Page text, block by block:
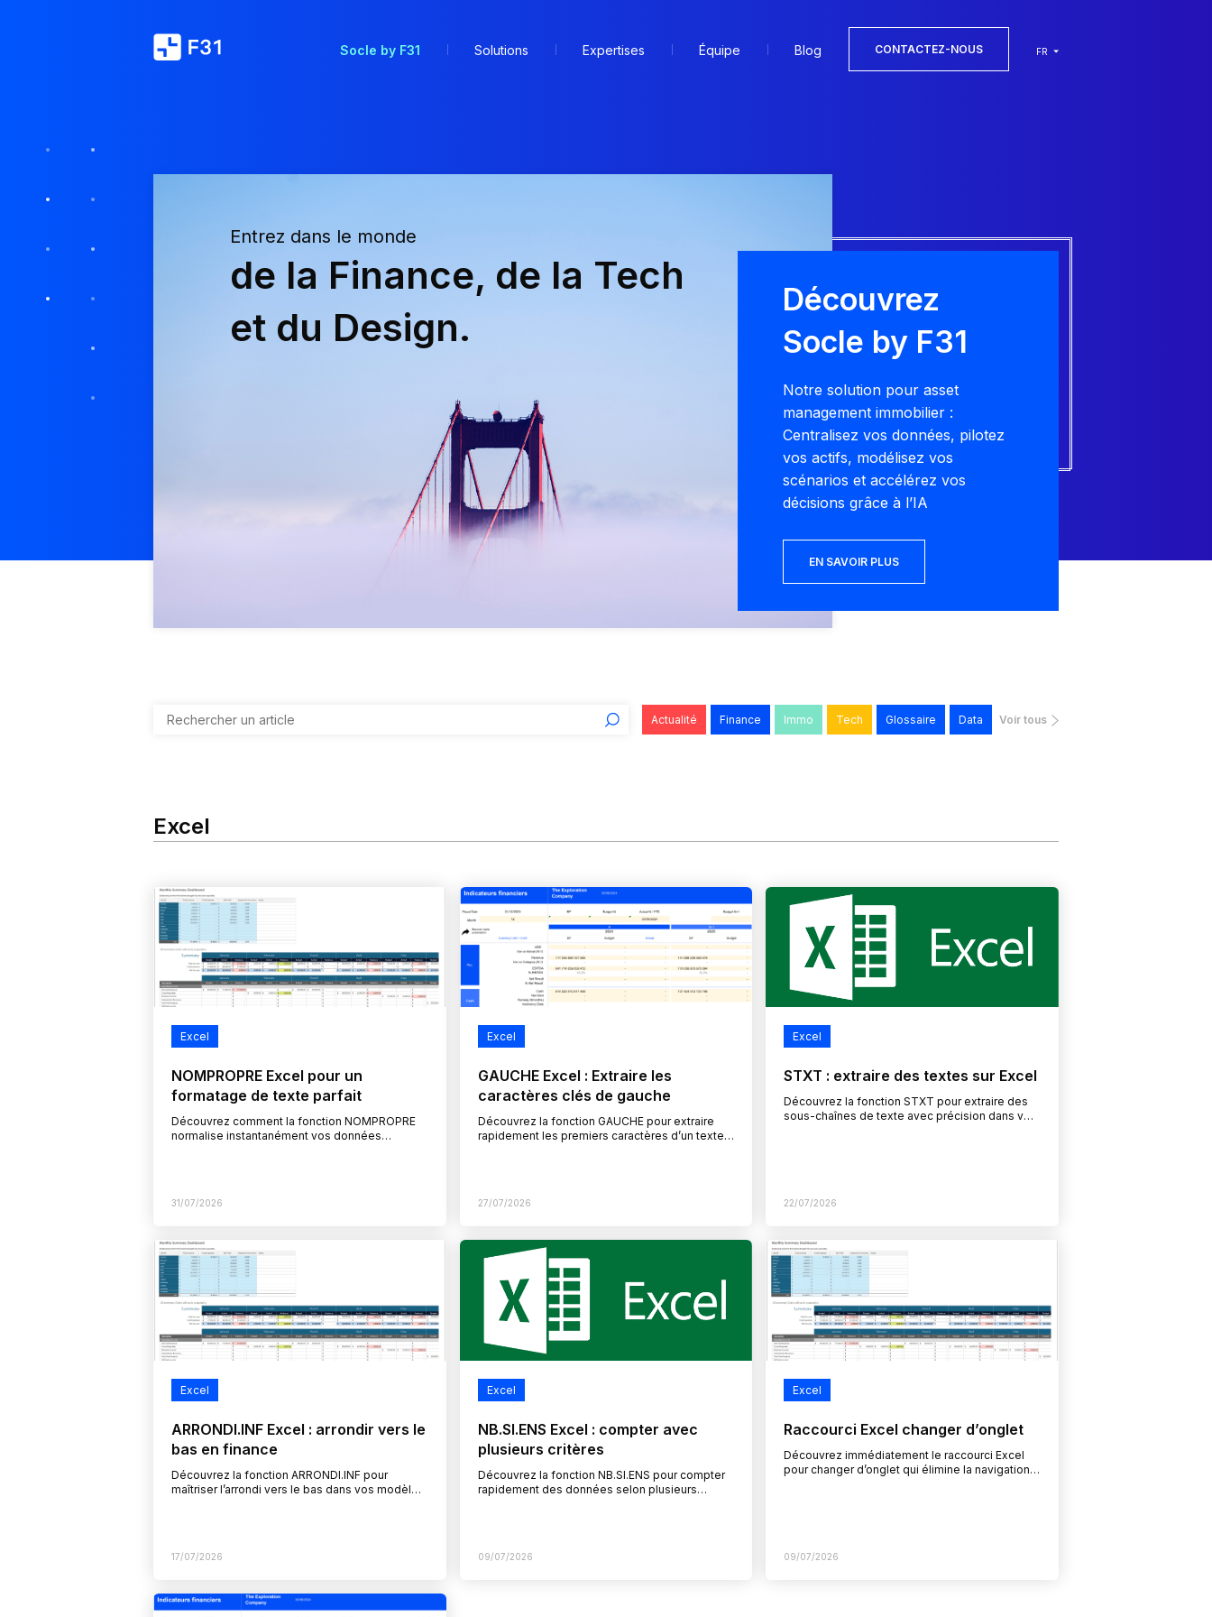
Socle by F31 Solutions Expertises Équipe Blog CONTACTEZ-NOUS FR
Entrez dans le monde
de la Finance, de la Tech
et du Design.
Découvrez
Socle by F31
Notre solution pour asset
management immobilier :
Centralisez vos données, pilotez
vos actifs, modélisez vos
scénarios et accélérez vos
décisions grâce à l’IA
EN SAVOIR PLUS
Actualité Finance Immo Tech Glossaire Data Voir tous
Excel
Excel
NOMPROPRE Excel pour un
formatage de texte parfait
Découvrez comment la fonction NOMPROPRE
normalise instantanément vos données
31/07/2026
Excel
GAUCHE Excel : Extraire les
caractères clés de gauche
Découvrez la fonction GAUCHE pour extraire
rapidement les premiers caractères d’un texte
27/07/2026
Excel
STXT : extraire des textes sur Excel
Découvrez la fonction STXT pour extraire des
sous-chaînes de texte avec précision dans vos
22/07/2026
Excel
ARRONDI.INF Excel : arrondir vers le
bas en finance
Découvrez la fonction ARRONDI.INF pour
maîtriser l’arrondi vers le bas dans vos modèles
17/07/2026
Excel
NB.SI.ENS Excel : compter avec
plusieurs critères
Découvrez la fonction NB.SI.ENS pour compter
rapidement des données selon plusieurs
09/07/2026
Excel
Raccourci Excel changer d’onglet
Découvrez immédiatement le raccourci Excel
pour changer d’onglet qui élimine la navigation
09/07/2026